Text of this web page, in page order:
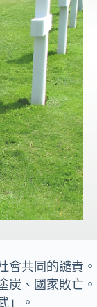
會共同的譴責。
炭、國家敗亡。
」。